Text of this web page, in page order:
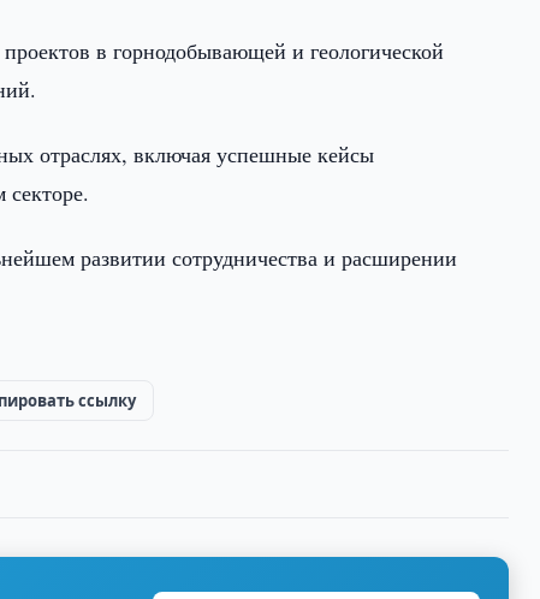
в горнодобывающей и геологической
отраслях, включая успешные кейсы
развитии сотрудничества и расширении
ссылку